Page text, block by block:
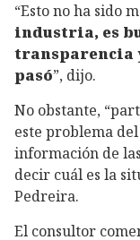
“Esto no ha sido
industria, es
transparencia
pasó”, dijo.
No obstante,
este problema
información de
decir cuál es la
Pedreira.
El consultor